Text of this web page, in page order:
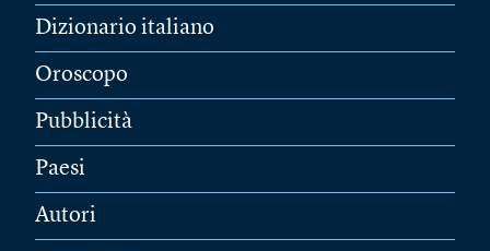
Dizionario italiano
Oroscopo
Pubblicità
Paesi
Autori